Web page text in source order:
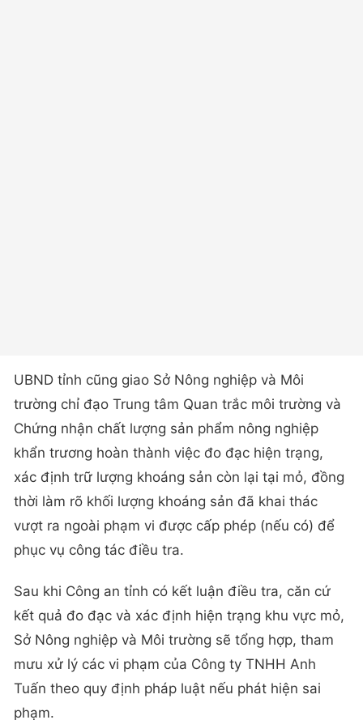
UBND tỉnh cũng giao Sở Nông nghiệp và Môi
trường chỉ đạo Trung tâm Quan trắc môi trường và
Chứng nhận chất lượng sản phẩm nông nghiệp
khẩn trương hoàn thành việc đo đạc hiện trạng,
xác định trữ lượng khoáng sản còn lại tại mỏ, đồng
thời làm rõ khối lượng khoáng sản đã khai thác
vượt ra ngoài phạm vi được cấp phép (nếu có) để
phục vụ công tác điều tra.
Sau khi Công an tỉnh có kết luận điều tra, căn cứ
kết quả đo đạc và xác định hiện trạng khu vực mỏ,
Sở Nông nghiệp và Môi trường sẽ tổng hợp, tham
mưu xử lý các vi phạm của Công ty TNHH Anh
Tuấn theo quy định pháp luật nếu phát hiện sai
phạm.